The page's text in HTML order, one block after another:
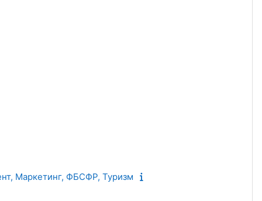
Маркетинг, ФБСФР, Туризм